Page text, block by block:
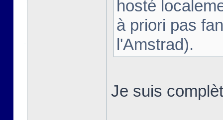
hosté
à priori pas
l'Amstrad).
Je suis